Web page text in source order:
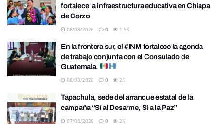
fortalece la infraestructura educativa en Chiapa
de Corzo
08/08/2026 0 1.9K
En la frontera sur, el #INM fortalece la agenda
de trabajo conjunta con el Consulado de
Guatemala.
08/08/2026 0 2K
Tapachula, sede del arranque estatal de la
campaña “Sí al Desarme, Sí a la Paz”
07/08/2026 0 2K